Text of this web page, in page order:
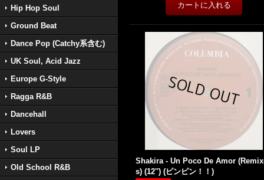
Hip Hop Soul
Ground Beat
Dance Pop (Catchy系含む)
UK Soul, Acid Jazz
Europe G-Style
Ragga R&B
Dancehall
Lovers
Soul LP
Old School R&B
Shakira - Un Poco De Amor
s) (12'') (ピンピン！！)